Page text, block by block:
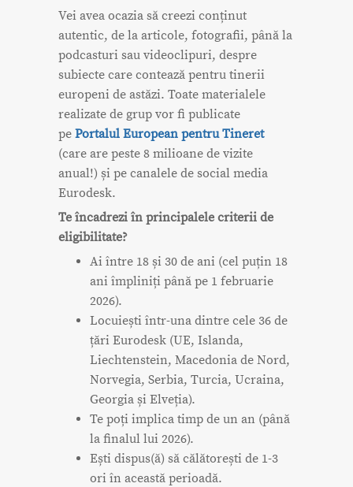
Vei avea ocazia să creezi conținut
autentic, de la articole, fotografii, până la
podcasturi sau videoclipuri, despre
subiecte care contează pentru tinerii
europeni de astăzi. Toate materialele
realizate de grup vor fi publicate
pe Portalul European pentru Tineret
(care are peste 8 milioane de vizite
anual!) și pe canalele de social media
Eurodesk.
Te încadrezi în principalele criterii de
eligibilitate?
Ai între 18 și 30 de ani (cel puțin 18
ani împliniți până pe 1 februarie
2026).
Locuiești într-una dintre cele 36 de
țări Eurodesk (UE, Islanda,
Liechtenstein, Macedonia de Nord,
Norvegia, Serbia, Turcia, Ucraina,
Georgia și Elveția).
Te poți implica timp de un an (până
la finalul lui 2026).
Ești dispus(ă) să călătorești de 1-3
ori în această perioadă.